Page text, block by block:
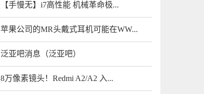
【手慢无】i7高性能 机械革命极...
苹果公司的MR头戴式耳机可能在WW...
泛亚吧消息（泛亚吧）
8万像素镜头！Redmi A2/A2 入...